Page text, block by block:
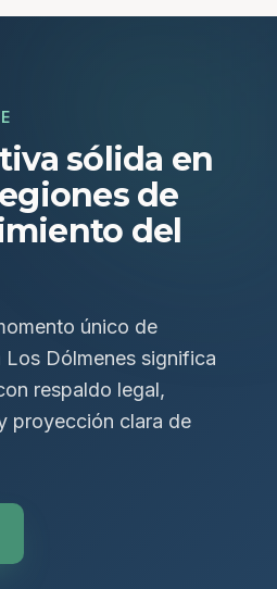
sólida en
de
del
único de
Dólmenes significa
respaldo legal,
proyección clara de